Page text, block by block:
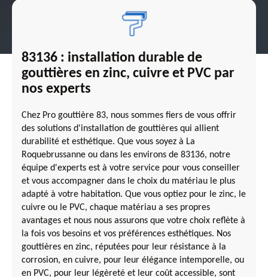
83136 : installation durable de
gouttières en zinc, cuivre et PVC par
nos experts
Chez Pro gouttière 83, nous sommes fiers de vous offrir
des solutions d'installation de gouttières qui allient
durabilité et esthétique. Que vous soyez à La
Roquebrussanne ou dans les environs de 83136, notre
équipe d'experts est à votre service pour vous conseiller
et vous accompagner dans le choix du matériau le plus
adapté à votre habitation. Que vous optiez pour le zinc, le
cuivre ou le PVC, chaque matériau a ses propres
avantages et nous nous assurons que votre choix reflète à
la fois vos besoins et vos préférences esthétiques. Nos
gouttières en zinc, réputées pour leur résistance à la
corrosion, en cuivre, pour leur élégance intemporelle, ou
en PVC, pour leur légèreté et leur coût accessible, sont